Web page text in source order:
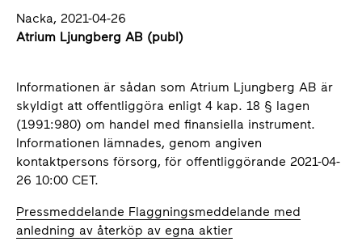
Nacka, 2021-04-26
Atrium Ljungberg AB (publ)
Informationen är sådan som Atrium Ljungberg AB är
skyldigt att offentliggöra enligt 4 kap. 18 § lagen
(1991:980) om handel med finansiella instrument.
Informationen lämnades, genom angiven
kontaktpersons försorg, för offentliggörande 2021-04-
26 10:00 CET.
Pressmeddelande Flaggningsmeddelande med
anledning av återköp av egna aktier